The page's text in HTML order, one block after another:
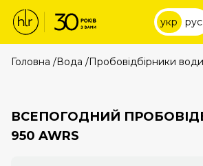
укр рус
Головна /Вода /Пробовідбірники води
ВСЕПОГОДНИЙ
950 AWRS